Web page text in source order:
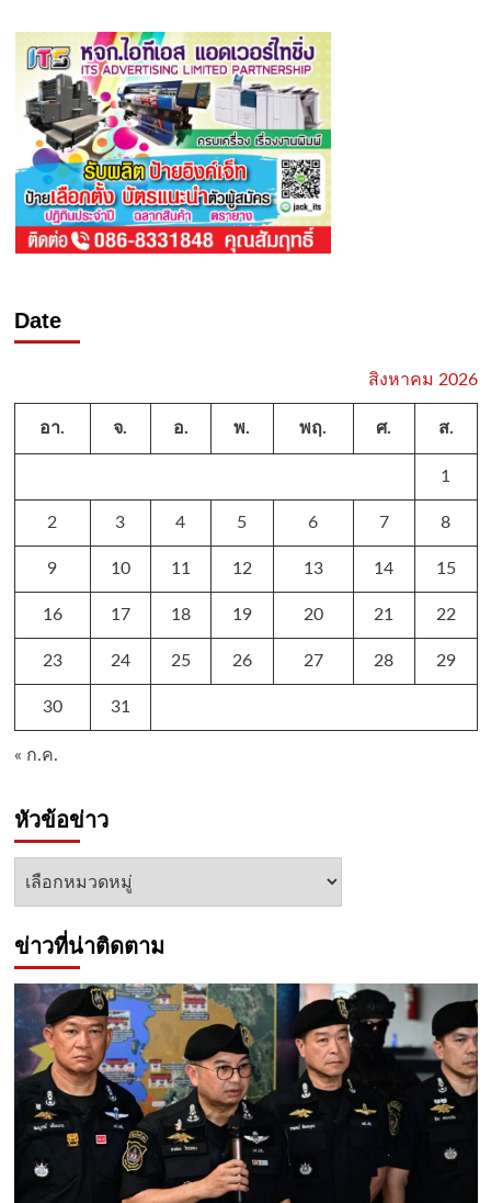
Date
สิงหาคม 2026
อา. จ. อ. พ. พฤ. ศ. ส.
1
2 3 4 5 6 7 8
9 10 11 12 13 14 15
16 17 18 19 20 21 22
23 24 25 26 27 28 29
30 31
« ก.ค.
หัวข้อข่าว
หัวข้อ
ข่าวที่น่าติดตาม